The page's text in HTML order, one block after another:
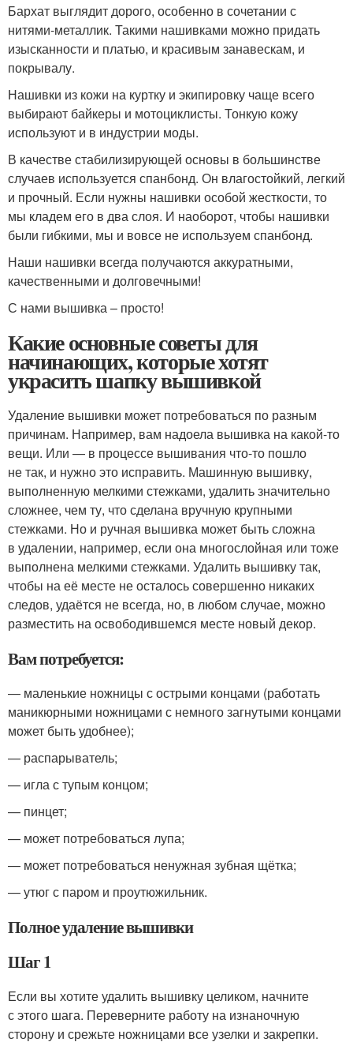
Бархат выглядит дорого, особенно в сочетании с
нитями-металлик. Такими нашивками можно придать
изысканности и платью, и красивым занавескам, и
покрывалу.
Нашивки из кожи на куртку и экипировку чаще всего
выбирают байкеры и мотоциклисты. Тонкую кожу
используют и в индустрии моды.
В качестве стабилизирующей основы в большинстве
случаев используется спанбонд. Он влагостойкий, легкий
и прочный. Если нужны нашивки особой жесткости, то
мы кладем его в два слоя. И наоборот, чтобы нашивки
были гибкими, мы и вовсе не используем спанбонд.
Наши нашивки всегда получаются аккуратными,
качественными и долговечными!
С нами вышивка – просто!
Какие основные советы для
начинающих, которые хотят
украсить шапку вышивкой
Удаление вышивки может потребоваться по разным
причинам. Например, вам надоела вышивка на какой-то
вещи. Или — в процессе вышивания что-то пошло
не так, и нужно это исправить. Машинную вышивку,
выполненную мелкими стежками, удалить значительно
сложнее, чем ту, что сделана вручную крупными
стежками. Но и ручная вышивка может быть сложна
в удалении, например, если она многослойная или тоже
выполнена мелкими стежками. Удалить вышивку так,
чтобы на её месте не осталось совершенно никаких
следов, удаётся не всегда, но, в любом случае, можно
разместить на освободившемся месте новый декор.
Вам потребуется:
— маленькие ножницы с острыми концами (работать
маникюрными ножницами с немного загнутыми концами
может быть удобнее);
— распарыватель;
— игла с тупым концом;
— пинцет;
— может потребоваться лупа;
— может потребоваться ненужная зубная щётка;
— утюг с паром и проутюжильник.
Полное удаление вышивки
Шаг 1
Если вы хотите удалить вышивку целиком, начните
с этого шага. Переверните работу на изнаночную
сторону и срежьте ножницами все узелки и закрепки.